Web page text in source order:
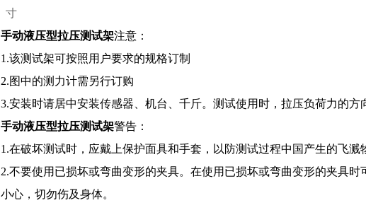
寸
手动液压型拉压测试架注意：
1.该测试架可按照用户要求的规格订制
2.图中的测力计需另行订购
3.安装时请居中安装传感器、机台、千斤。测试使用时，拉压负荷力的方
手动液压型拉压测试架警告：
1.在破坏测试时，应戴上保护面具和手套，以防测试过程中国产生的飞溅
2.不要使用已损坏或弯曲变形的夹具。在使用已损坏或弯曲变形的夹具
小心，切勿伤及身体。